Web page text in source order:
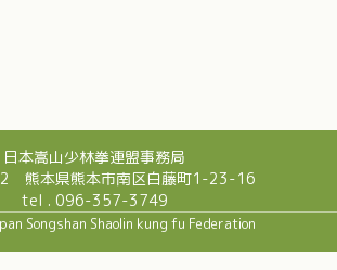
日本嵩山少林拳連盟事務局
熊本県熊本市南区白藤町1-23-16
tel . 096-357-3749
Songshan Shaolin kung fu Federation